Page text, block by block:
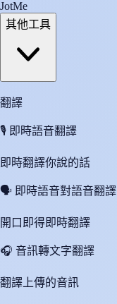
JotMe
其他工具
翻譯
🎙️ 即時語音翻譯
即時翻譯你說的話
🗣️ 即時語音對語音翻譯
開口即得即時翻譯
🎧 音訊轉文字翻譯
翻譯上傳的音訊